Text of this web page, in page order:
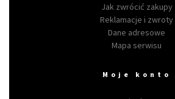
Jak zwrócić zakupy
Reklamacje i zwroty
Dane adresowe
Mapa serwisu
Moje konto